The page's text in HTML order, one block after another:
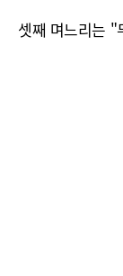
셋째 며느리는 "